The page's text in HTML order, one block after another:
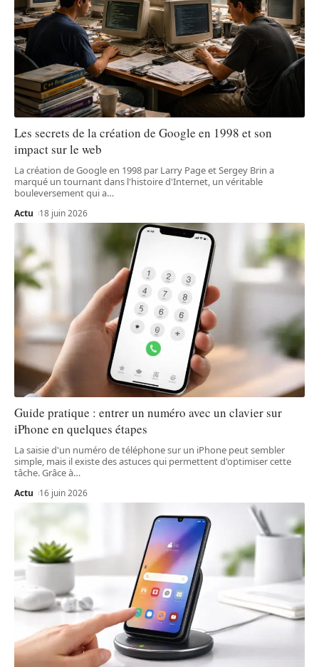
Les secrets de la création de Google en 1998 et son
impact sur le web
La création de Google en 1998 par Larry Page et Sergey Brin a
marqué un tournant dans l'histoire d'Internet, un véritable
bouleversement qui a…
Actu 18 juin 2026
Guide pratique : entrer un numéro avec un clavier sur
iPhone en quelques étapes
La saisie d'un numéro de téléphone sur un iPhone peut sembler
simple, mais il existe des astuces qui permettent d'optimiser cette
tâche. Grâce à…
Actu 16 juin 2026